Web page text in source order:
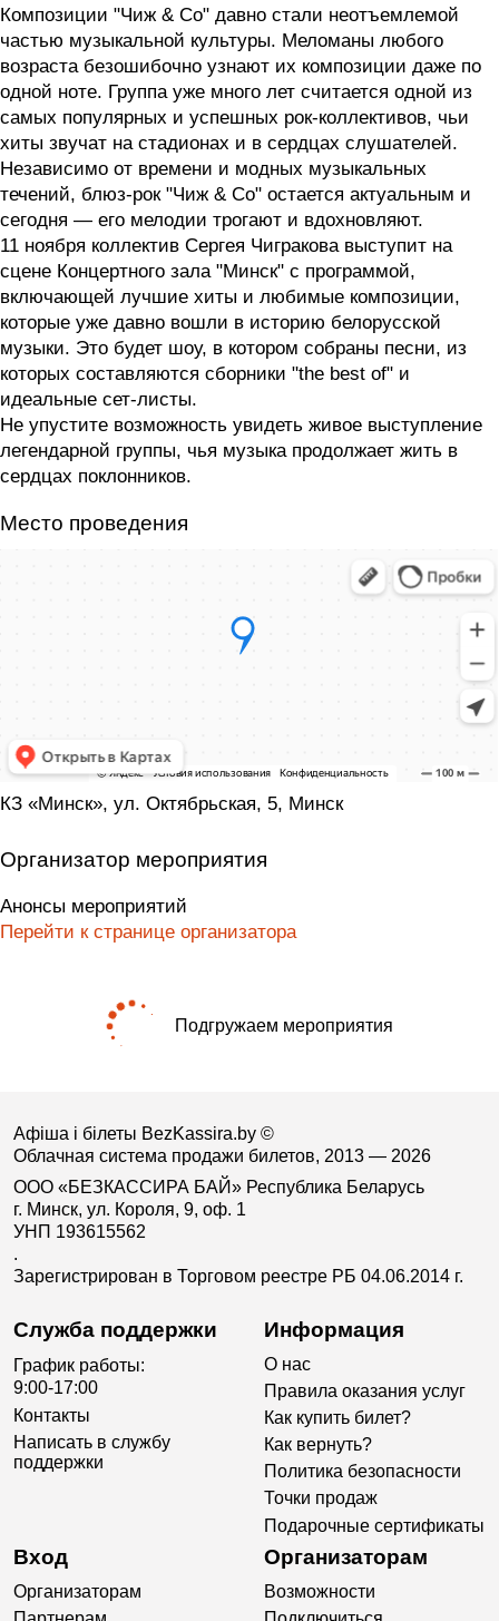
Композиции "Чиж & Co" давно стали неотъемлемой
частью музыкальной культуры. Меломаны любого
возраста безошибочно узнают их композиции даже по
одной ноте. Группа уже много лет считается одной из
самых популярных и успешных рок-коллективов, чьи
хиты звучат на стадионах и в сердцах слушателей.
Независимо от времени и модных музыкальных
течений, блюз-рок "Чиж & Co" остается актуальным и
сегодня — его мелодии трогают и вдохновляют.
11 ноября коллектив Сергея Чигракова выступит на
сцене Концертного зала "Минск" с программой,
включающей лучшие хиты и любимые композиции,
которые уже давно вошли в историю белорусской
музыки. Это будет шоу, в котором собраны песни, из
которых составляются сборники "the best of" и
идеальные сет-листы.
Не упустите возможность увидеть живое выступление
легендарной группы, чья музыка продолжает жить в
сердцах поклонников.
Место проведения
КЗ «Минск», ул. Октябрьская, 5, Минск
Организатор мероприятия
Анонсы мероприятий
Перейти к странице организатора
Подгружаем мероприятия
Афіша і білеты BezKassira.by ©
Облачная система продажи билетов, 2013 — 2026
ООО «БЕЗКАССИРА БАЙ» Республика Беларусь
г. Минск, ул. Короля, 9, оф. 1
УНП 193615562
.
Зарегистрирован в Торговом реестре РБ 04.06.2014 г.
Служба поддержки
График работы:
9:00-17:00
Контакты
Написать в службу
поддержки
Информация
О нас
Правила оказания услуг
Как купить билет?
Как вернуть?
Политика безопасности
Точки продаж
Подарочные сертификаты
Вход
Организаторам
Организаторам
Возможности